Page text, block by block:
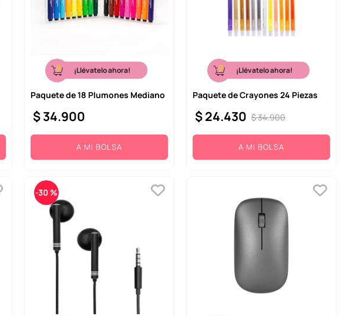
¡Llévatelo ahora!
Paquete de 18 Plumones Mediano
$34.900
A MI BOLSA
¡Llévatelo ahora!
Paquete de Crayones 24 Piezas
$34.900
$24.430
A MI BOLSA
-30 %